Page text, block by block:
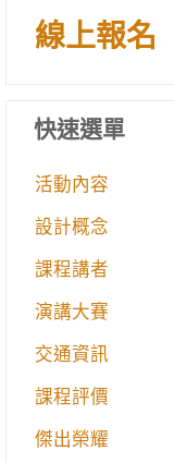
線上報名
快速選單
活動內容
設計概念
課程講者
演講大賽
交通資訊
課程評價
傑出榮耀